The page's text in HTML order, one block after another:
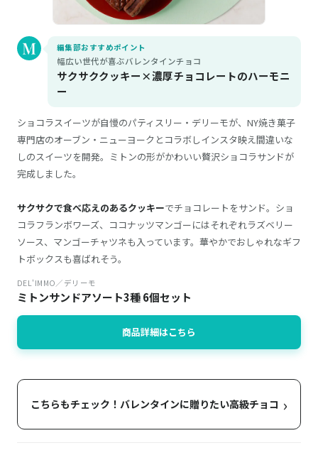
編集部おすすめポイント
幅広い世代が喜ぶバレンタインチョコ
サクサククッキー×濃厚チョコレートのハーモニ
ー
ショコラスイーツが自慢のパティスリー・デリーモが、NY焼き菓子
専門店のオーブン・ニューヨークとコラボしインスタ映え間違いな
しのスイーツを開発。ミトンの形がかわいい贅沢ショコラサンドが
完成しました。
サクサクで食べ応えのあるクッキーでチョコレートをサンド。ショ
コラフランボワーズ、ココナッツマンゴーにはそれぞれラズベリー
ソース、マンゴーチャツネも入っています。華やかでおしゃれなギフ
トボックスも喜ばれそう。
DEL'IMMO／デリーモ
ミトンサンドアソート3種 6個セット
商品詳細はこちら
こちらもチェック！バレンタインに贈りたい高級チョコ ›